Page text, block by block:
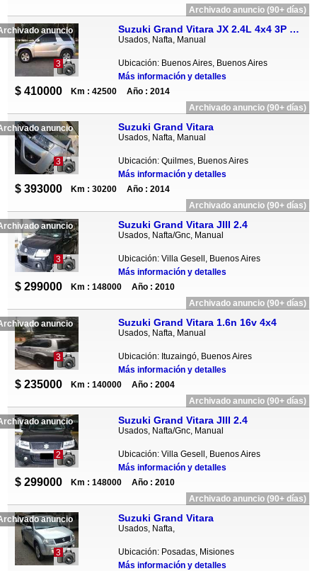
Archivado anuncio (90+ días)
anuncio
3
Suzuki Grand Vitara JX 2.4L 4x4 3P M/T
Usados, Nafta, Manual
Ubicación: Buenos Aires, Buenos Aires
Más información y detalles
$ 410000 Km : 42500
Año : 2014
Archivado anuncio (90+ días)
anuncio
3
Suzuki Grand Vitara
Usados, Nafta, Manual
Ubicación: Quilmes, Buenos Aires
Más información y detalles
$ 393000 Km : 30200
Año : 2014
Archivado anuncio (90+ días)
anuncio
3
Suzuki Grand Vitara JIII 2.4
Usados, Nafta/Gnc, Manual
Ubicación: Villa Gesell, Buenos Aires
Más información y detalles
$ 299000 Km : 148000
Año : 2010
Archivado anuncio (90+ días)
anuncio
3
Suzuki Grand Vitara 1.6n 16v 4x4
Usados, Nafta, Manual
Ubicación: Ituzaingó, Buenos Aires
Más información y detalles
$ 235000 Km : 140000
Año : 2004
Archivado anuncio (90+ días)
anuncio
2
Suzuki Grand Vitara JIII 2.4
Usados, Nafta/Gnc, Manual
Ubicación: Villa Gesell, Buenos Aires
Más información y detalles
$ 299000 Km : 148000
Año : 2010
Archivado anuncio (90+ días)
anuncio
3
Suzuki Grand Vitara
Usados, Nafta,
Ubicación: Posadas, Misiones
Más información y detalles